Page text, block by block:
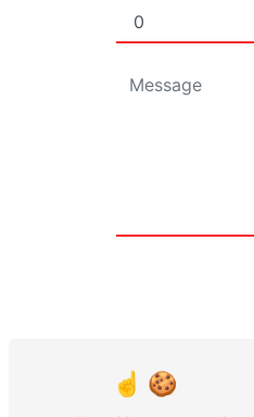
** Les